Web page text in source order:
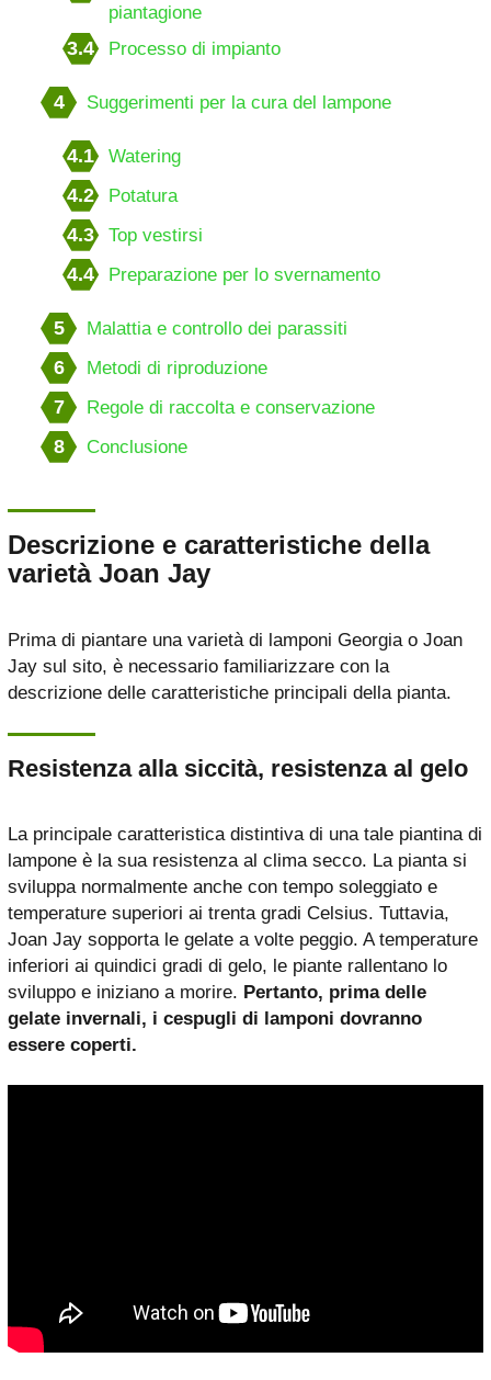
piantagione
3.4 Processo di impianto
4 Suggerimenti per la cura del lampone
4.1 Watering
4.2 Potatura
4.3 Top vestirsi
4.4 Preparazione per lo svernamento
5 Malattia e controllo dei parassiti
6 Metodi di riproduzione
7 Regole di raccolta e conservazione
8 Conclusione
Descrizione e caratteristiche della
varietà Joan Jay
Prima di piantare una varietà di lamponi Georgia o Joan
Jay sul sito, è necessario familiarizzare con la
descrizione delle caratteristiche principali della pianta.
Resistenza alla siccità, resistenza al gelo
La principale caratteristica distintiva di una tale piantina di
lampone è la sua resistenza al clima secco. La pianta si
sviluppa normalmente anche con tempo soleggiato e
temperature superiori ai trenta gradi Celsius. Tuttavia,
Joan Jay sopporta le gelate a volte peggio. A temperature
inferiori ai quindici gradi di gelo, le piante rallentano lo
sviluppo e iniziano a morire. Pertanto, prima delle
gelate invernali, i cespugli di lamponi dovranno
essere coperti.